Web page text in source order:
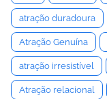
atração duradoura
Atração Genuína
atração irresistível
Atração relacional